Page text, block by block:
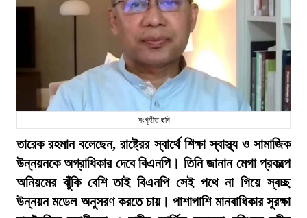
সংগৃহীত ছবি
তারেক রহমান বলেছেন, রাষ্ট্রের স্বার্থে শিক্ষা স্বাস্থ্য ও সামাজিক
উন্নয়নকে অগ্রাধিকার দেবে বিএনপি। তিনি জানান মেগা প্রকল্পে
অনিয়মের ঝুঁকি বেশি তাই বিএনপি সেই পথে না গিয়ে স্বচ্ছ
উন্নয়ন মডেল অনুসরণ করতে চায়। পাশাপাশি মানবাধিকার সুরক্ষা